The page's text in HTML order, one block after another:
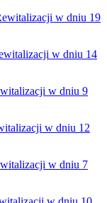
w dniu 19
w dniu 14
w dniu 9
w dniu 12
w dniu 7